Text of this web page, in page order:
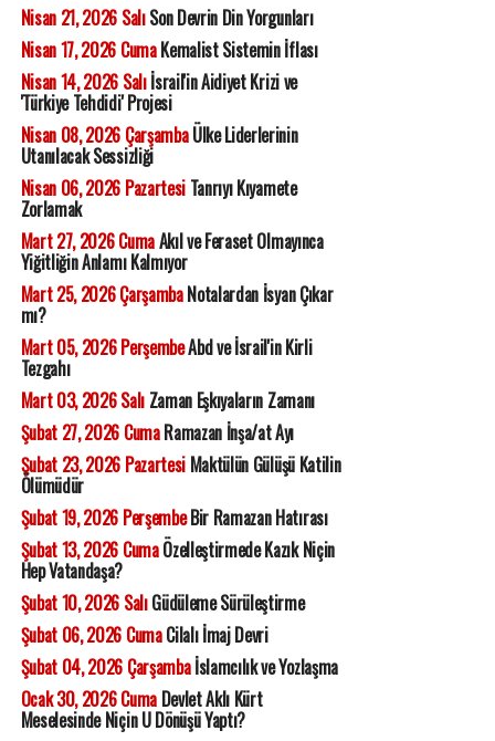
Nisan 21, 2026 SalıSon Devrin Din Yorgunları
Nisan 17, 2026 CumaKemalist Sistemin İflası
Nisan 14, 2026 Salıİsrail'in Aidiyet Krizi ve
'Türkiye Tehdidi' Projesi
Nisan 08, 2026 ÇarşambaÜlke Liderlerinin
Utanılacak Sessizliği
Nisan 06, 2026 PazartesiTanrıyı Kıyamete
Zorlamak
Mart 27, 2026 CumaAkıl ve Feraset Olmayınca
Yiğitliğin Anlamı Kalmıyor
Mart 25, 2026 ÇarşambaNotalardan İsyan Çıkar
mı?
Mart 05, 2026 PerşembeAbd ve İsrail'in Kirli
Tezgahı
Mart 03, 2026 SalıZaman Eşkıyaların Zamanı
Şubat 27, 2026 CumaRamazan İnşa/at Ayı
Şubat 23, 2026 PazartesiMaktülün Gülüşü Katilin
Ölümüdür
Şubat 19, 2026 PerşembeBir Ramazan Hatırası
Şubat 13, 2026 CumaÖzelleştirmede Kazık Niçin
Hep Vatandaşa?
Şubat 10, 2026 SalıGüdüleme Sürüleştirme
Şubat 06, 2026 CumaCilalı İmaj Devri
Şubat 04, 2026 Çarşambaİslamcılık ve Yozlaşma
Ocak 30, 2026 CumaDevlet Aklı Kürt
Meselesinde Niçin U Dönüşü Yaptı?